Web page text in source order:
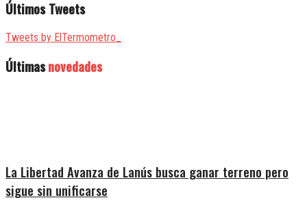
Últimos Tweets
Tweets by ElTermometro_
Últimasnovedades
La Libertad Avanza de Lanús busca ganar terreno pero
sigue sin unificarse